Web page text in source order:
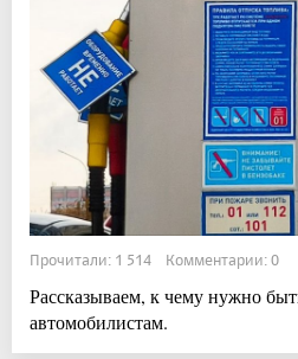
Прочитали: 1 514 Комментарии: 0
Рассказываем, к чему нужно
автомобилистам.